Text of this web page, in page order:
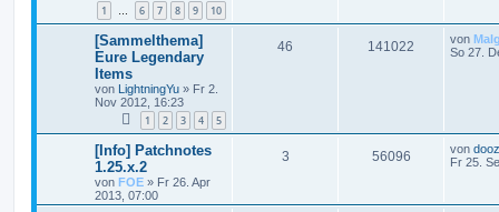
1 … 6 7 8 9 10
[Sammelthema]
Eure Legendary
Items
von LightningYu » Fr 2.
Nov 2012, 16:23
1 2 3 4 5
46 141022 von
So 27.
[Info] Patchnotes
1.25.x.2
von FOE » Fr 26. Apr
2013, 07:00
3 56096 von
Fr 25.